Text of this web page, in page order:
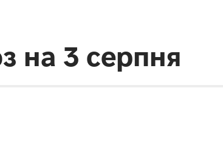
на 3 серпня